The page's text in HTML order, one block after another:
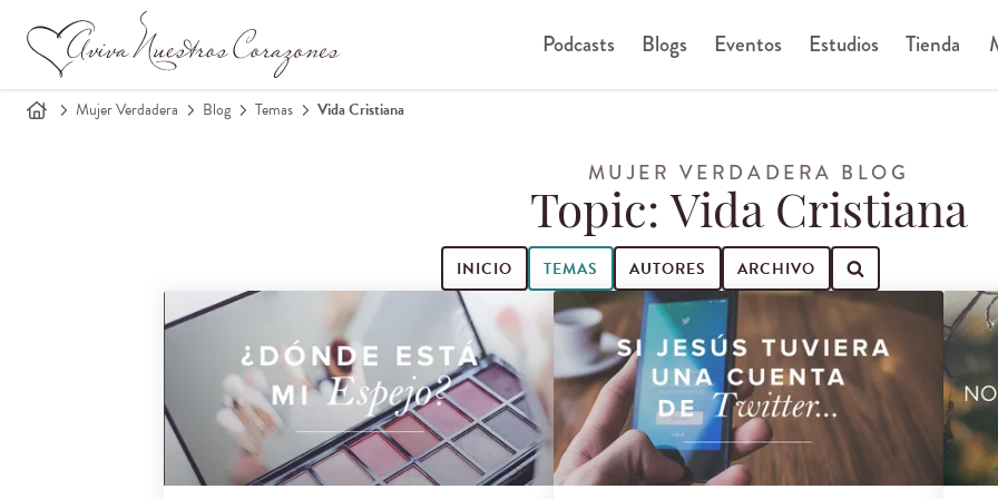
Podcasts Blogs Eventos Estudios Tienda
Mujer Verdadera Blog Temas Vida Cristiana
MUJER VERDADERA BLOG
Topic: Vida Cristiana
INICIO TEMAS AUTORES ARCHIVO
Buscar entradas de blog